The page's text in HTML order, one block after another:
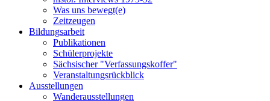
Was uns bewegt(e)
Zeitzeugen
Bildungsarbeit
Publikationen
Schülerprojekte
Sächsischer "Verfassungskoffer"
Veranstaltungsrückblick
Ausstellungen
Wanderausstellungen